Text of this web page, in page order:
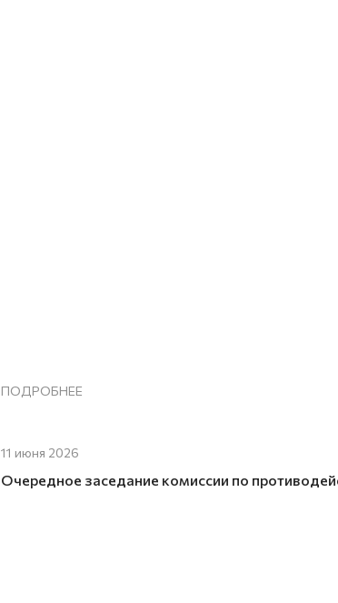
ПОДРОБНЕЕ
11 июня 2026
Очередное заседание комиссии по